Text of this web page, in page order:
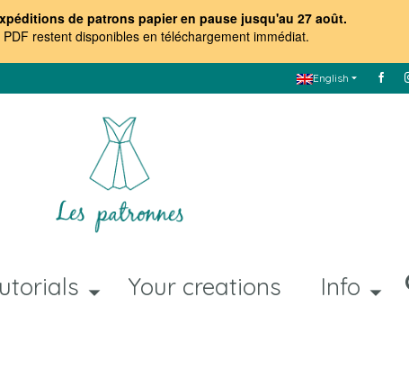
de patrons papier en pause jusqu'au 27 août.
restent disponibles en téléchargement immédiat.
English
Your creations Info